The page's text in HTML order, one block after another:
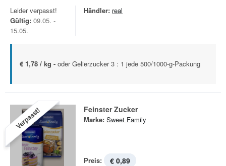
Leider verpasst!
Gültig: 09.05. -
15.05.
Händler: real
€ 1,78 / kg - oder Gelierzucker 3 : 1 jede 500/1000-g-Packung
Verpasst! Feinster Zucker
Marke: Sweet Family
Preis: € 0,89